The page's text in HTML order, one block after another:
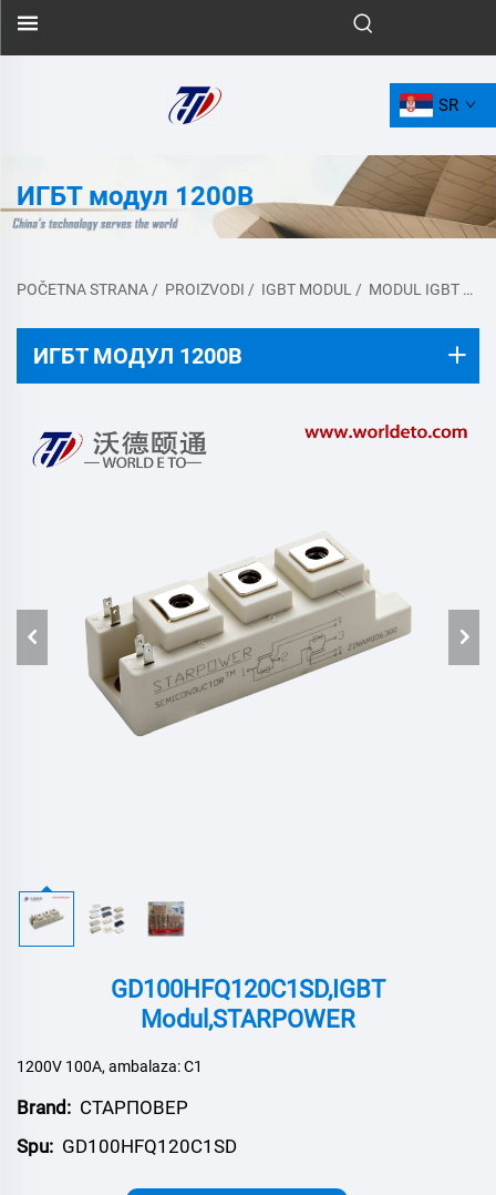
SR
ИГБТ модул 1200В
POČETNA STRANA / PROIZVODI / IGBT MODUL / MODUL IGBT 1200V
ИГБТ МОДУЛ 1200В
GD100HFQ120C1SD,IGBT
Modul,STARPOWER
1200V 100A, ambalaza: C1
Brand: СТАРПОВЕР
Spu: GD100HFQ120C1SD